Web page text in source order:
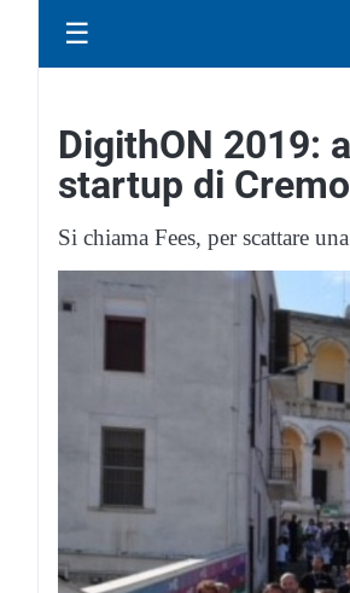
☰
DigithON 2019:
startup di
Si chiama Fees, per scattare